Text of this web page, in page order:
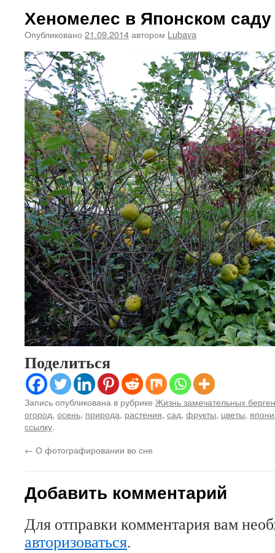
Хеномелес в Японском саду
Опубликовано 21.09.2014автором Lubava
Поделиться
Запись опубликована в рубрике Жизнь замечательных
огород, осень, природа, растения, сад, фрукты, цветы,
ссылку.
← О фотографировании во сне
Добавить комментарий
Для отправки комментария вам
авторизоваться.